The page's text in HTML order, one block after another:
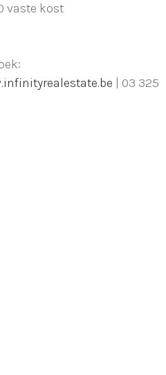
vaste kost
| 03 325